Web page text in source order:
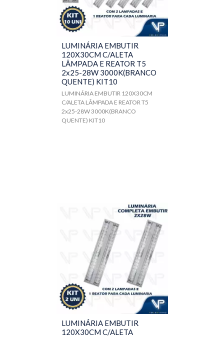
LUMINÁRIA EMBUTIR
120X30CM C/ALETA
LÂMPADA E REATOR T5
2x25-28W 3000K(BRANCO
QUENTE) KIT10
LUMINÁRIA EMBUTIR 120X30CM
C/ALETA LÂMPADA E REATOR T5
2x25-28W 3000K(BRANCO
QUENTE) KIT10
LUMINÁRIA EMBUTIR
120X30CM C/ALETA